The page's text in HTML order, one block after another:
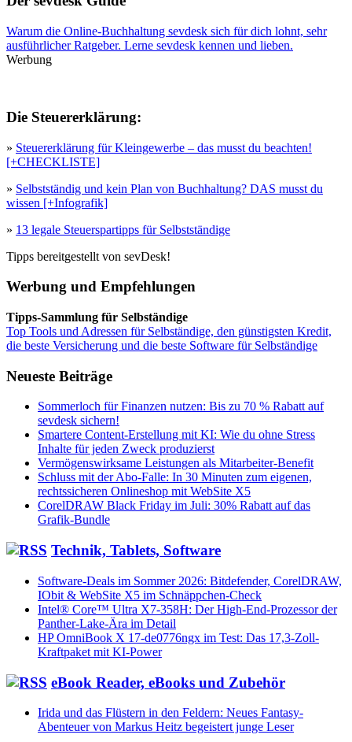
Warum die Online-Buchhaltung sevdesk sich für dich lohnt, sehr
ausführlicher Ratgeber. Lerne sevdesk kennen und lieben.
Werbung
Die Steuererklärung:
» Steuererklärung für Kleingewerbe – das musst du beachten!
[+CHECKLISTE]
» Selbstständig und kein Plan von Buchhaltung? DAS musst du
wissen [+Infografik]
» 13 legale Steuerspartipps für Selbstständige
Tipps bereitgestellt von sevDesk!
Werbung und Empfehlungen
Tipps-Sammlung für Selbständige
Top Tools und Adressen für Selbständige, den günstigsten Kredit,
die beste Versicherung und die beste Software für Selbständige
Neueste Beiträge
Sommerloch für Finanzen nutzen: Bis zu 70 % Rabatt auf
sevdesk sichern!
Smartere Content-Erstellung mit KI: Wie du ohne Stress
Inhalte für jeden Zweck produzierst
Vermögenswirksame Leistungen als Mitarbeiter-Benefit
Schluss mit der Abo-Falle: In 30 Minuten zum eigenen,
rechtssicheren Onlineshop mit WebSite X5
CorelDRAW Black Friday im Juli: 30% Rabatt auf das
Grafik-Bundle
Technik, Tablets, Software
Software-Deals im Sommer 2026: Bitdefender, CorelDRAW,
IObit & WebSite X5 im Schnäppchen-Check
Intel® Core™ Ultra X7-358H: Der High-End-Prozessor der
Panther-Lake-Ära im Detail
HP OmniBook X 17-de0776ngx im Test: Das 17,3-Zoll-
Kraftpaket mit KI-Power
eBook Reader, eBooks und Zubehör
Irida und das Flüstern in den Feldern: Neues Fantasy-
Abenteuer von Markus Heitz begeistert junge Leser